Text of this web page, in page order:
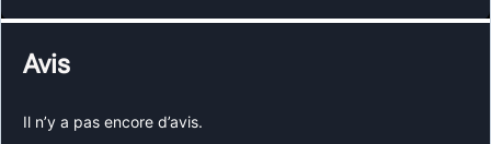
Avis
Il n’y a pas encore d’avis.